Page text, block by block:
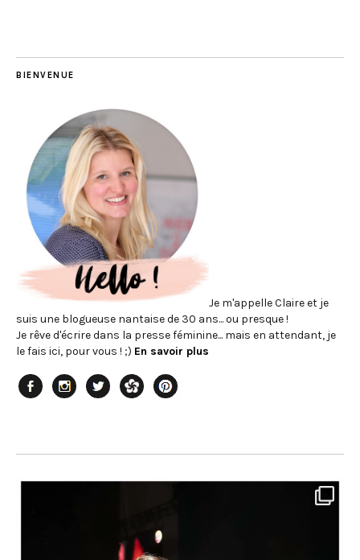
BIENVENUE
Je m'appelle Claire et je
suis une blogueuse nantaise de 30 ans... ou presque !
Je rêve d'écrire dans la presse féminine... mais en attendant, je
le fais ici, pour vous ! ;) En savoir plus